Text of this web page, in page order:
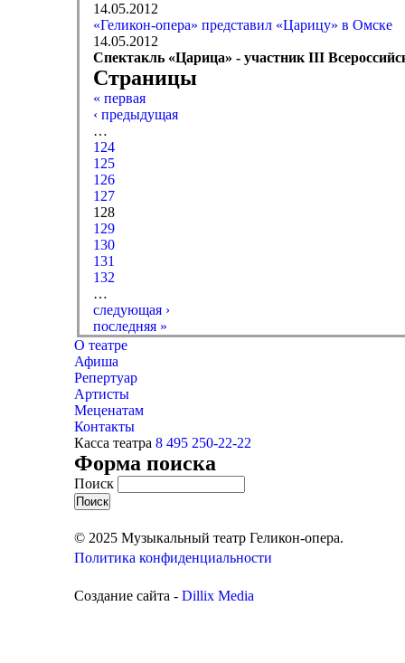
14.05.2012
«Геликон-опера» представил «Царицу» в Омске
14.05.2012
Спектакль «Царица» - участник III
Страницы
« первая
‹ предыдущая
…
124
125
126
127
128
129
130
131
132
…
следующая ›
последняя »
О театре
Афиша
Репертуар
Артисты
Меценатам
Контакты
Касса театра 8 495 250-22-22
Форма поиска
Поиск
© 2025 Музыкальный театр Геликон-опера.
Политика конфиденциальности
Создание сайта - Dillix Media